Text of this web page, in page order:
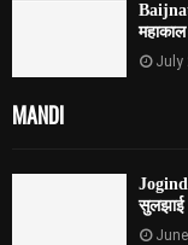
July
MANDI
सुलझाई